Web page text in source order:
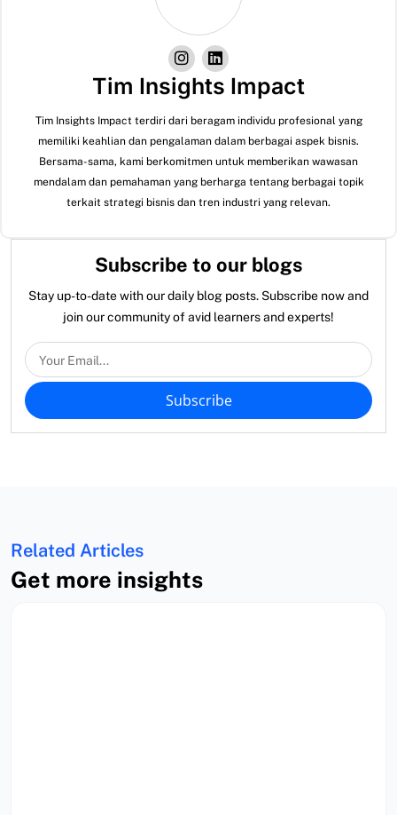
Tim Insights Impact
Tim Insights Impact terdiri dari beragam individu profesional yang
memiliki keahlian dan pengalaman dalam berbagai aspek bisnis.
Bersama-sama, kami berkomitmen untuk memberikan wawasan
mendalam dan pemahaman yang berharga tentang berbagai topik
terkait strategi bisnis dan tren industri yang relevan.
Subscribe to our blogs
Stay up-to-date with our daily blog posts. Subscribe now and
join our community of avid learners and experts!
Subscribe
Related Articles
Get more insights